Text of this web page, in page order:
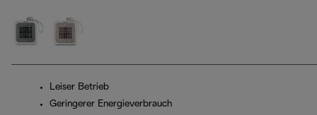
Leiser Betrieb
Geringerer Energieverbrauch